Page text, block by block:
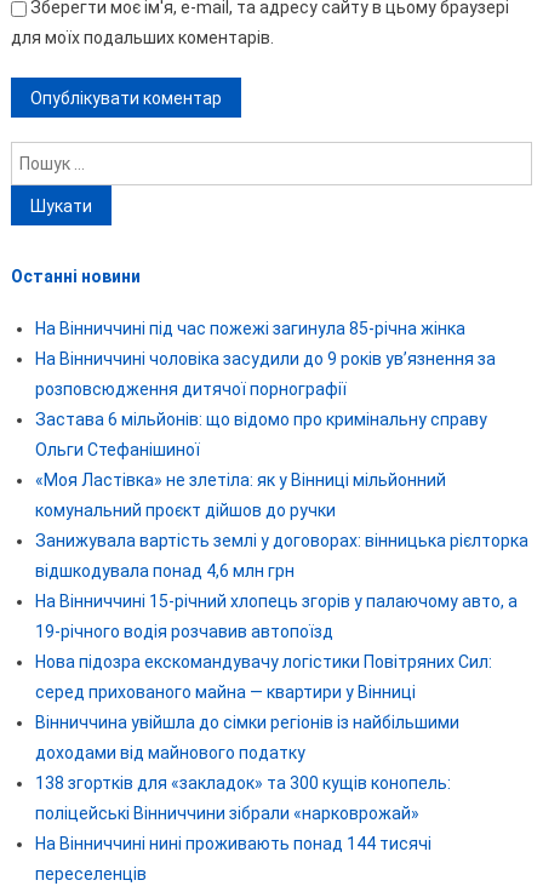
Зберегти моє ім'я, e-mail, та адресу сайту в цьому браузері
для моїх подальших коментарів.
Пошук:
Останні новини
На Вінниччині під час пожежі загинула 85-річна жінка
На Вінниччині чоловіка засудили до 9 років ув’язнення за
розповсюдження дитячої порнографії
Застава 6 мільйонів: що відомо про кримінальну справу
Ольги Стефанішиної
«Моя Ластівка» не злетіла: як у Вінниці мільйонний
комунальний проєкт дійшов до ручки
Занижувала вартість землі у договорах: вінницька рієлторка
відшкодувала понад 4,6 млн грн
На Вінниччині 15-річний хлопець згорів у палаючому авто, а
19-річного водія розчавив автопоїзд
Нова підозра екскомандувачу логістики Повітряних Сил:
серед прихованого майна — квартири у Вінниці
Вінниччина увійшла до сімки регіонів із найбільшими
доходами від майнового податку
138 згортків для «закладок» та 300 кущів конопель:
поліцейські Вінниччини зібрали «нарковрожай»
На Вінниччині нині проживають понад 144 тисячі
переселенців